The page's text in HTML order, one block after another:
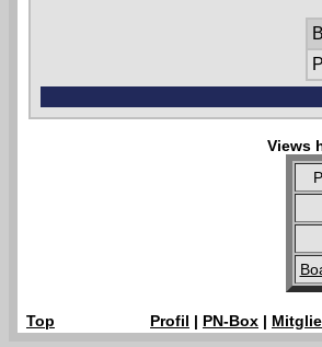
Views
Top Profil | PN-Box |